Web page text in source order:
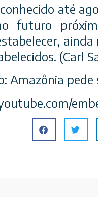
até
futuro
(Carl
Amazônia pede